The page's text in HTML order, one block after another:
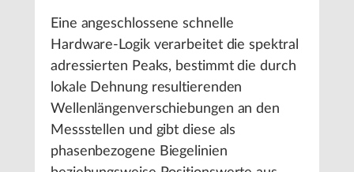
Eine angeschlossene schnelle
Hardware-Logik verarbeitet die spektral
adressierten Peaks, bestimmt die durch
lokale Dehnung resultierenden
Wellenlängenverschiebungen an den
Messstellen und gibt diese als
phasenbezogene Biegelinien